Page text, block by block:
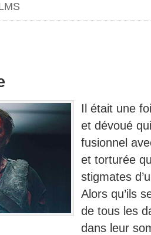
Il était une
et dévoué
fusionnel
et torturée
stigmates
Alors qu’ils
de tous les
dans leur